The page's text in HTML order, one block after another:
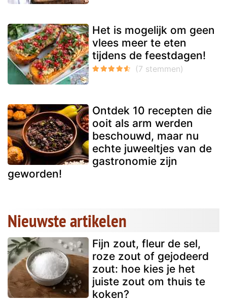
Het is mogelijk om geen
vlees meer te eten
tijdens de feestdagen!
Ontdek 10 recepten die
ooit als arm werden
beschouwd, maar nu
echte juweeltjes van de
gastronomie zijn
geworden!
Nieuwste artikelen
Fijn zout, fleur de sel,
roze zout of gejodeerd
zout: hoe kies je het
juiste zout om thuis te
koken?